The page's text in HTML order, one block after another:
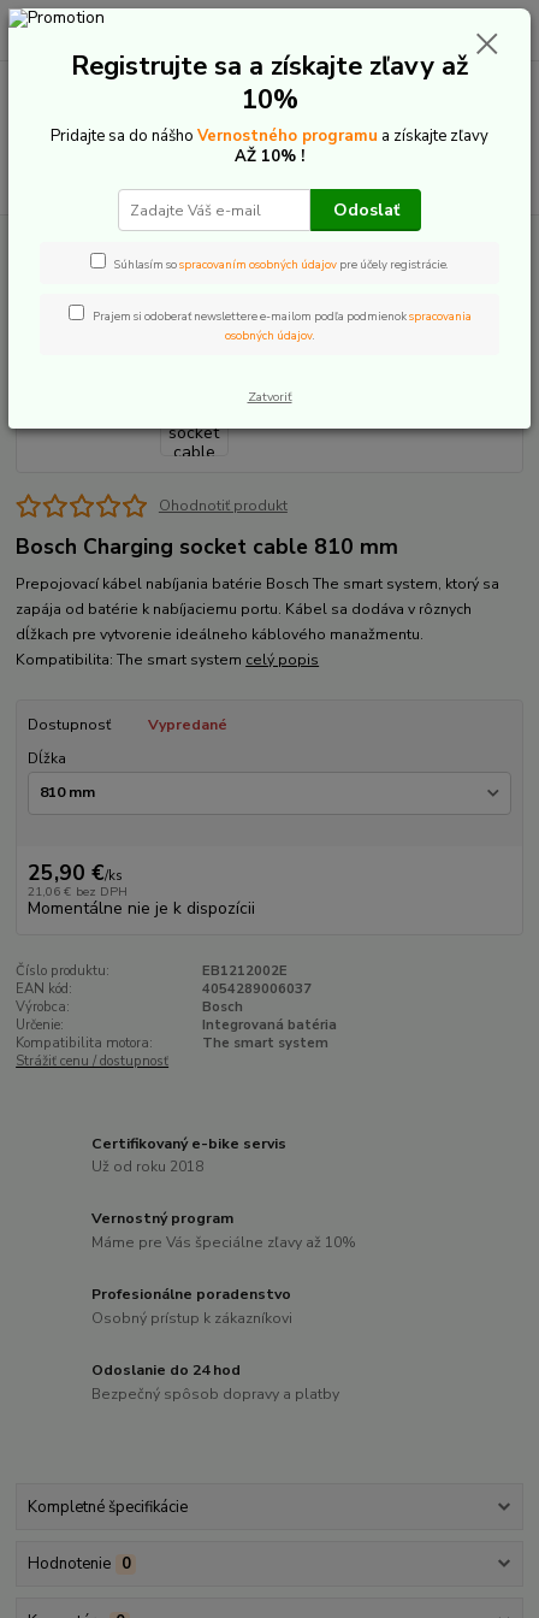
+421 907 20 22 33
0,00 €
Bosch Charging socket cable
Ohodnotiť produkt
Bosch Charging socket cable 810 mm
Prepojovací kábel nabíjania batérie Bosch The smart system, ktorý sa
zapája od batérie k nabíjaciemu portu. Kábel sa dodáva v rôznych
dĺžkach pre vytvorenie ideálneho káblového manažmentu.
Kompatibilita: The smart system celý popis
Dostupnosť
Vypredané
Dĺžka
25,90 €/ks
21,06 € bez DPH
Momentálne nie je k dispozícii
Číslo produktu:
EB1212002E
EAN kód:
4054289006037
Výrobca:
Bosch
Určenie:
Integrovaná batéria
Kompatibilita motora:
The smart system
Strážiť cenu / dostupnosť
Certifikovaný e-bike servis
Už od roku 2018
Vernostný program
Máme pre Vás špeciálne zľavy až 10%
Profesionálne poradenstvo
Osobný prístup k zákazníkovi
Odoslanie do 24 hod
Bezpečný spôsob dopravy a platby
Kompletné špecifikácie
Hodnotenie 0
Registrujte sa a získajte zľavy až
10%
Pridajte sa do nášho Vernostného programu a získajte zľavy
AŽ 10% !
Odoslať
Súhlasím sospracovaním osobných údajov pre účely registrácie.
Prajem si odoberať newslettere e-mailom podľa podmienokspracovania
osobných údajov.
Zatvoriť